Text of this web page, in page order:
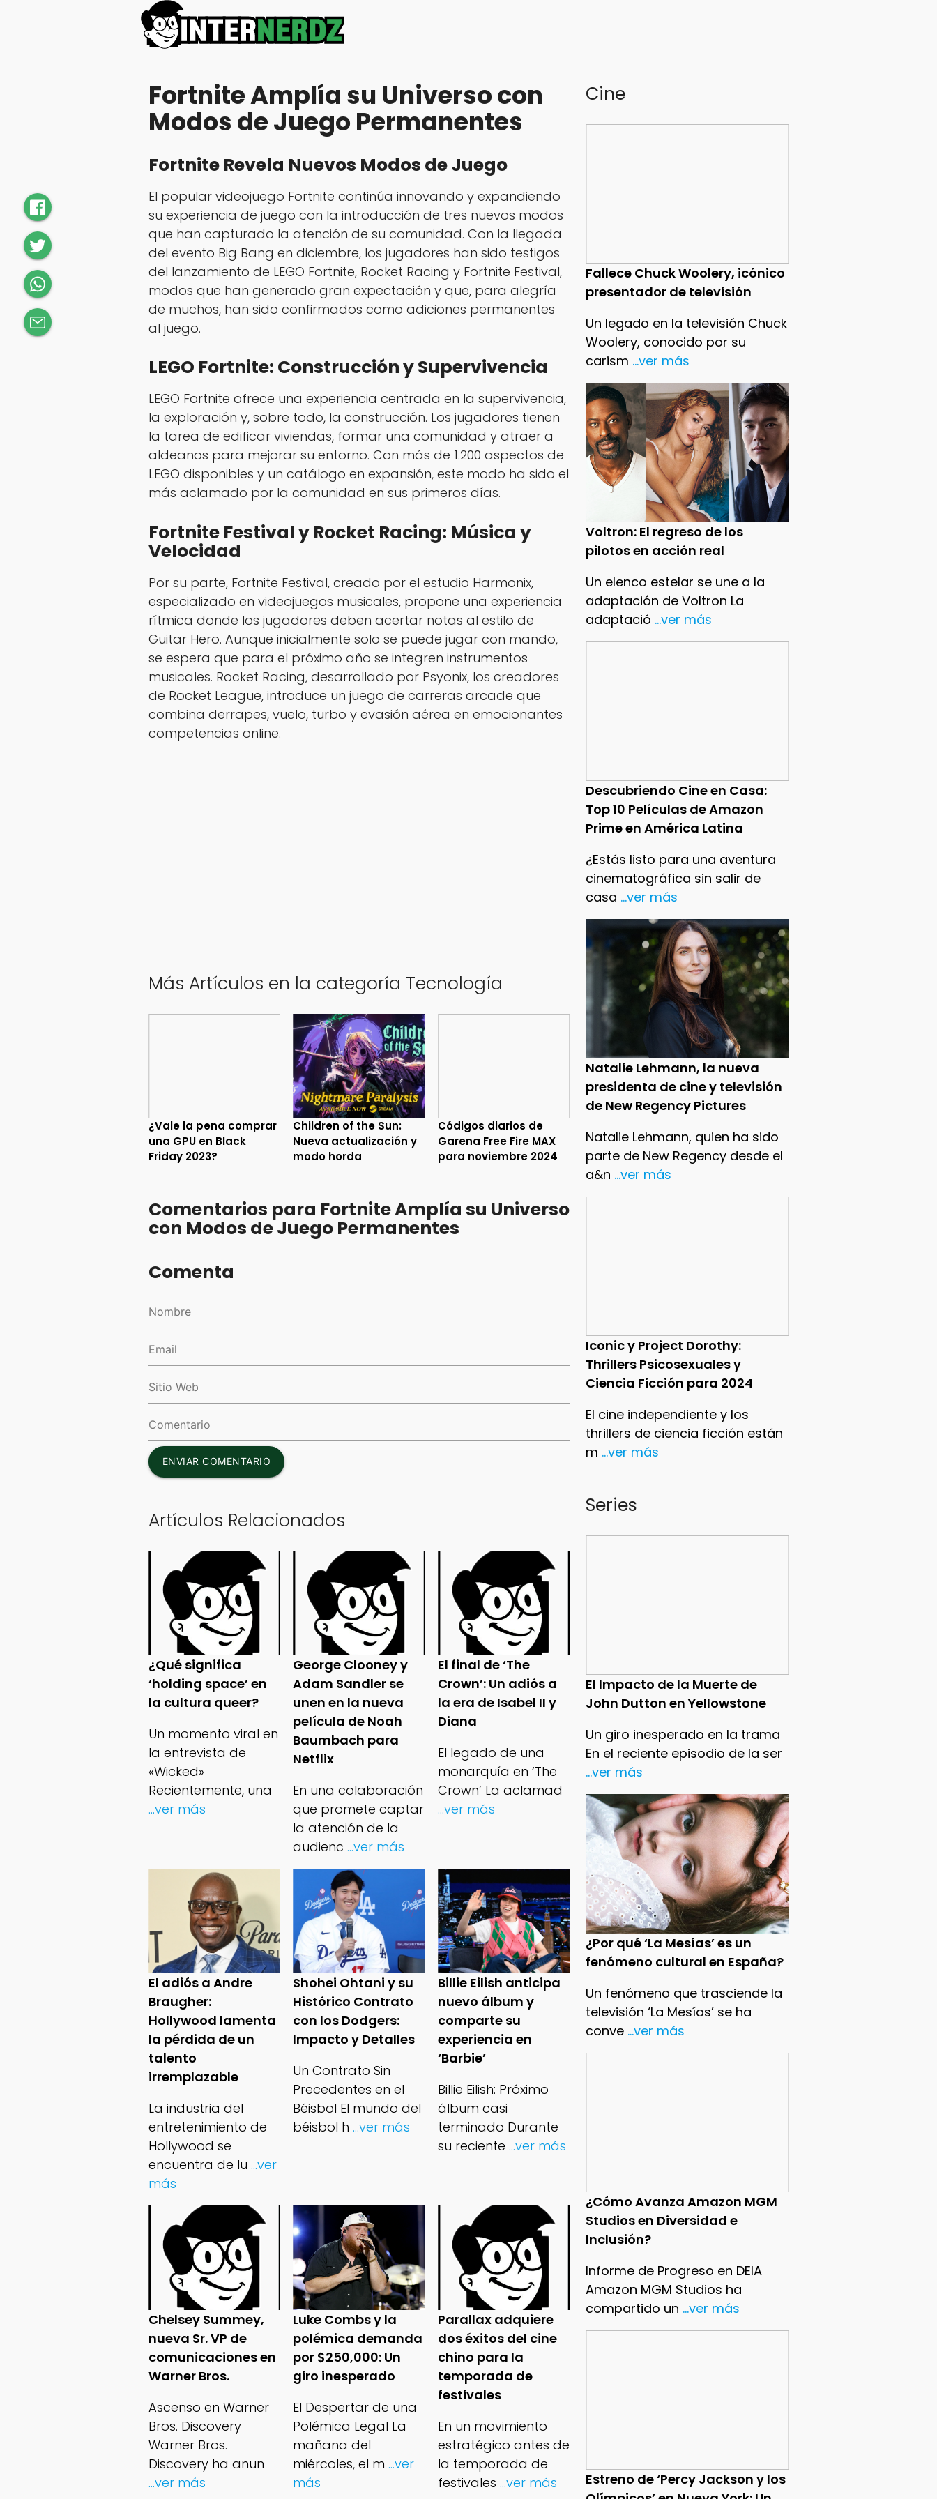
Cine
Fallece Chuck Woolery, icónico
presentador de televisión
Un legado en la televisión Chuck
Woolery, conocido por su
carism ...ver más
Voltron: El regreso de los
pilotos en acción real
Un elenco estelar se une a la
adaptación de Voltron La
adaptació ...ver más
Descubriendo Cine en Casa:
Top 10 Películas de Amazon
Prime en América Latina
¿Estás listo para una aventura
cinematográfica sin salir de
casa ...ver más
Natalie Lehmann, la nueva
presidenta de cine y televisión
de New Regency Pictures
Natalie Lehmann, quien ha sido
parte de New Regency desde el
a&n ...ver más
Iconic y Project Dorothy:
Thrillers Psicosexuales y
Ciencia Ficción para 2024
El cine independiente y los
thrillers de ciencia ficción están
m ...ver más
Series
El Impacto de la Muerte de
John Dutton en Yellowstone
Un giro inesperado en la trama
En el reciente episodio de la ser
...ver más
¿Por qué ‘La Mesías’ es un
fenómeno cultural en España?
Un fenómeno que trasciende la
televisión ‘La Mesías’ se ha
conve ...ver más
¿Cómo Avanza Amazon MGM
Studios en Diversidad e
Inclusión?
Informe de Progreso en DEIA
Amazon MGM Studios ha
compartido un ...ver más
Estreno de ‘Percy Jackson y los
Fortnite Amplía su Universo con
Modos de Juego Permanentes
Fortnite Revela Nuevos Modos de Juego
El popular videojuego Fortnite continúa innovando y expandiendo
su experiencia de juego con la introducción de tres nuevos modos
que han capturado la atención de su comunidad. Con la llegada
del evento Big Bang en diciembre, los jugadores han sido testigos
del lanzamiento de LEGO Fortnite, Rocket Racing y Fortnite Festival,
modos que han generado gran expectación y que, para alegría
de muchos, han sido confirmados como adiciones permanentes
al juego.
LEGO Fortnite: Construcción y Supervivencia
LEGO Fortnite ofrece una experiencia centrada en la supervivencia,
la exploración y, sobre todo, la construcción. Los jugadores tienen
la tarea de edificar viviendas, formar una comunidad y atraer a
aldeanos para mejorar su entorno. Con más de 1.200 aspectos de
LEGO disponibles y un catálogo en expansión, este modo ha sido el
más aclamado por la comunidad en sus primeros días.
Fortnite Festival y Rocket Racing: Música y
Velocidad
Por su parte, Fortnite Festival, creado por el estudio Harmonix,
especializado en videojuegos musicales, propone una experiencia
rítmica donde los jugadores deben acertar notas al estilo de
Guitar Hero. Aunque inicialmente solo se puede jugar con mando,
se espera que para el próximo año se integren instrumentos
musicales. Rocket Racing, desarrollado por Psyonix, los creadores
de Rocket League, introduce un juego de carreras arcade que
combina derrapes, vuelo, turbo y evasión aérea en emocionantes
competencias online.
Más Artículos en la categoría Tecnología
¿Vale la pena comprar
una GPU en Black
Friday 2023?
Children of the Sun:
Nueva actualización y
modo horda
Códigos diarios de
Garena Free Fire MAX
para noviembre 2024
Comentarios para Fortnite Amplía su Universo
con Modos de Juego Permanentes
Comenta
ENVIAR COMENTARIO
Artículos Relacionados
¿Qué significa
‘holding space’ en
la cultura queer?
Un momento viral en
la entrevista de
«Wicked»
Recientemente, una
...ver más
George Clooney y
Adam Sandler se
unen en la nueva
película de Noah
Baumbach para
Netflix
En una colaboración
que promete captar
la atención de la
audienc ...ver más
El final de ‘The
Crown’: Un adiós a
la era de Isabel II y
Diana
El legado de una
monarquía en ‘The
Crown’ La aclamad
...ver más
El adiós a Andre
Braugher:
Hollywood lamenta
la pérdida de un
talento
irremplazable
La industria del
entretenimiento de
Hollywood se
encuentra de lu ...ver
más
Shohei Ohtani y su
Histórico Contrato
con los Dodgers:
Impacto y Detalles
Un Contrato Sin
Precedentes en el
Béisbol El mundo del
béisbol h ...ver más
Billie Eilish anticipa
nuevo álbum y
comparte su
experiencia en
‘Barbie’
Billie Eilish: Próximo
álbum casi
terminado Durante
su reciente...ver más
Chelsey Summey,
nueva Sr. VP de
comunicaciones en
Warner Bros.
Ascenso en Warner
Bros. Discovery
Warner Bros.
Discovery ha anun
...ver más
Luke Combs y la
polémica demanda
por $250,000: Un
giro inesperado
El Despertar de una
Polémica Legal La
mañana del
miércoles, el m ...ver
más
Parallax adquiere
dos éxitos del cine
chino para la
temporada de
festivales
En un movimiento
estratégico antes de
la temporada de
festivales ...ver más